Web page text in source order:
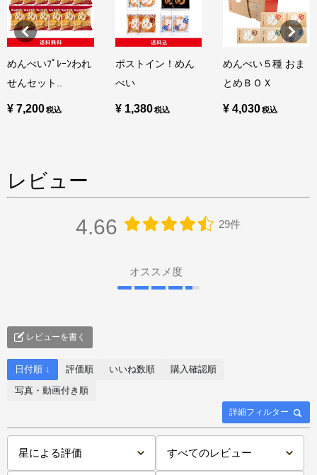
めんべいﾌﾟﾚｰﾝわれ
せんセット..
¥ 7,200
ポストイン！めん
べい
¥ 1,380
めんべい５種 おま
とめＢＯＸ
¥ 4,030
レビュー
4.66 29件
オススメ度
レビューを書く
詳細フィルター
日付順 ↓ 評価順 いいね数順
購入確認順
写真・動画付き順